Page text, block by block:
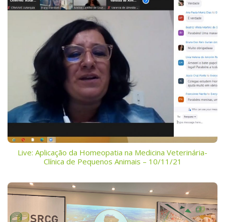
Live: Aplicação da Homeopatia na Medicina Veterinária-
Clínica de Pequenos Animais – 10/11/21